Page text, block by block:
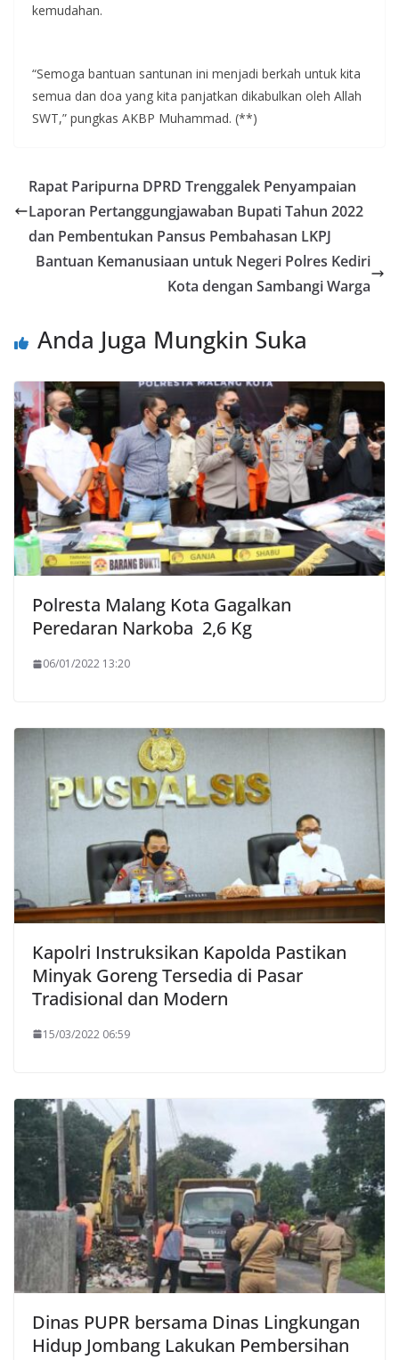
kemudahan.
“Semoga bantuan santunan ini menjadi berkah untuk kita
semua dan doa yang kita panjatkan dikabulkan oleh Allah
SWT,” pungkas AKBP Muhammad. (**)
Rapat Paripurna DPRD Trenggalek Penyampaian
Laporan Pertanggungjawaban Bupati Tahun 2022
dan Pembentukan Pansus Pembahasan LKPJ
Bantuan Kemanusiaan untuk Negeri Polres Kediri
Kota dengan Sambangi Warga
Anda Juga Mungkin Suka
Polresta Malang Kota Gagalkan
Peredaran Narkoba 2,6 Kg
06/01/2022 13:20
Kapolri Instruksikan Kapolda Pastikan
Minyak Goreng Tersedia di Pasar
Tradisional dan Modern
15/03/2022 06:59
Dinas PUPR bersama Dinas Lingkungan
Hidup Jombang Lakukan Pembersihan